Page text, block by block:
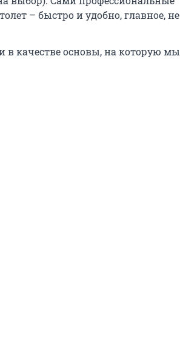
– быстро и удобно, главное, не
в качестве основы, на которую мы